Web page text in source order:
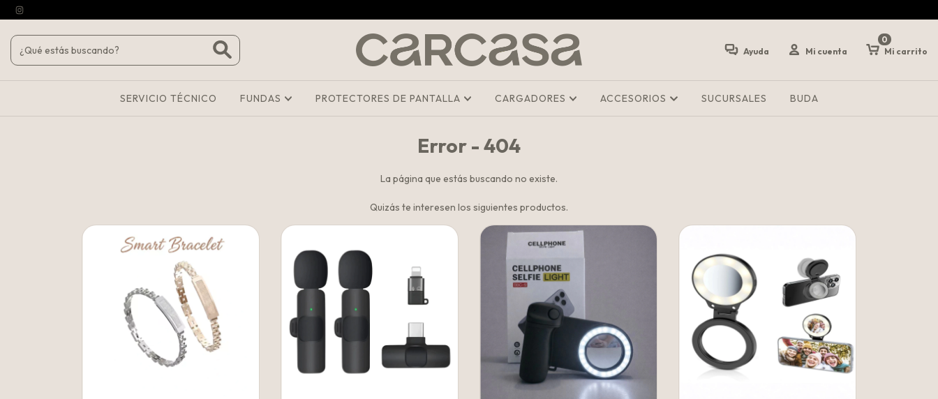
Ayuda Mi cuenta Mi carrito
0
SERVICIO TÉCNICO FUNDAS PROTECTORES DE PANTALLA CARGADORES ACCESORIOS SUCURSALES BUDA
Error - 404
La página que estás buscando no existe.
Quizás te interesen los siguientes productos.